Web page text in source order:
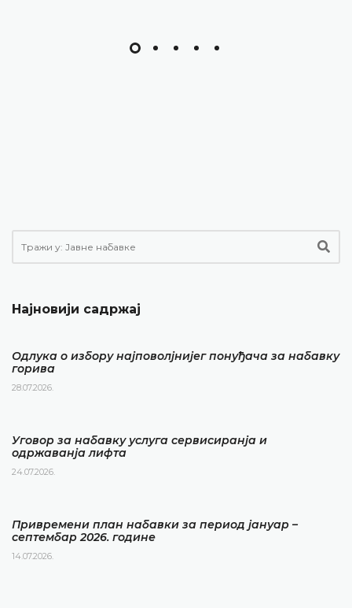
Најновији садржај
Одлука о избору најповолјнијег понуђача за набавку
горива
28.07.2026.
Уговор за набавку услуга сервисиранја и
одржаванја лифта
24.07.2026.
Привремени план набавки за период јануар –
септембар 2026. године
14.07.2026.